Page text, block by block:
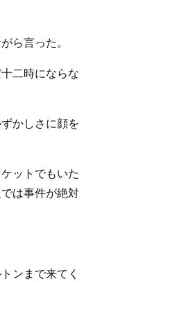
ら言った。
二時にならな
かしさに顔を
ットでもいた
は事件が絶対
ンまで来てく